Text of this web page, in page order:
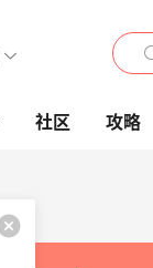
社区 攻略